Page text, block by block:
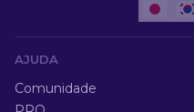
AJUDA
Comunidade